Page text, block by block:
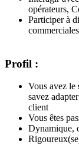
opérateurs,
Participer à
commerciales
Profil :
Vous avez le
savez
client
Vous êtes
Dynamique,